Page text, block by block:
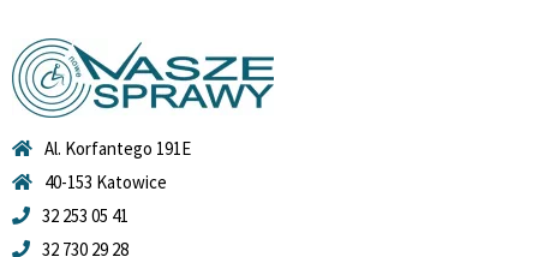
Al. Korfantego 191E
40-153 Katowice
32 253 05 41
32 730 29 28